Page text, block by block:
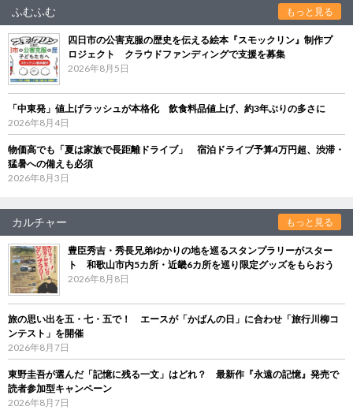
ふむふむ もっと見る
四日市の公害克服の歴史を伝える絵本『スモックリン』制作プ
ロジェクト クラウドファンディングで支援を募集
2026年8月5日
「中東発」値上げラッシュが本格化 飲食料品値上げ、約3年ぶりの多さに
2026年8月4日
物価高でも「夏は家族で長距離ドライブ」 宿泊ドライブ予算4万円超、渋滞・
猛暑への備えも必須
2026年8月3日
カルチャー もっと見る
豊臣秀吉・秀長兄弟ゆかりの地を巡るスタンプラリーがスター
ト 和歌山市内5カ所・近畿6カ所を巡り限定グッズをもらおう
2026年8月8日
旅の思い出を五・七・五で！ エースが「かばんの日」に合わせ「旅行川柳コ
ンテスト」を開催
2026年8月7日
東野圭吾が選んだ「記憶に残る一文」はどれ？ 最新作『永遠の記憶』発売で
読者参加型キャンペーン
2026年8月7日